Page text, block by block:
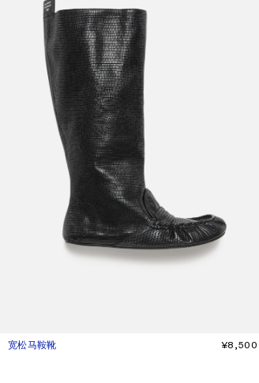
宽松马鞍靴
当前颜色： 黑色
價格：¥8,500。 ¥8,500